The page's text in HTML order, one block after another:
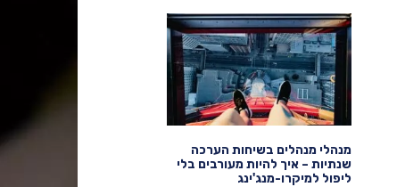
מנהלי מנהלים בשיחות הערכה
שנתיות – איך להיות מעורבים בלי
ליפול למיקרו-מנג'ינג